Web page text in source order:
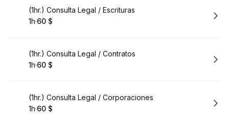
Reservar
(1hr.) Consulta Legal / Escrituras
.Duración
1h·
.Precio
60 $
Reservar
(1hr.) Consulta Legal / Contratos
.Duración
1h·
.Precio
60 $
Reservar
(1hr.) Consulta Legal / Corporaciones
.Duración
1h·
.Precio
60 $